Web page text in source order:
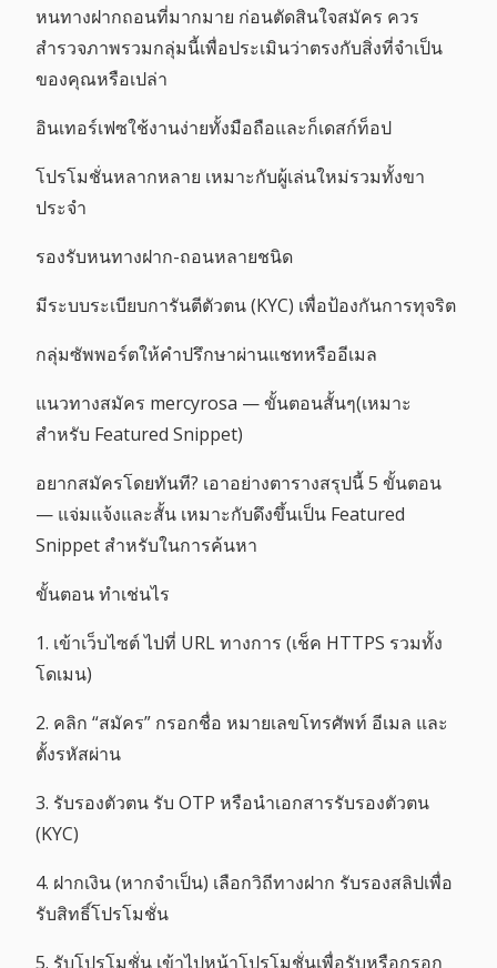
หนทางฝากถอนที่มากมาย ก่อนตัดสินใจสมัคร ควร
สำรวจภาพรวมกลุ่มนี้เพื่อประเมินว่าตรงกับสิ่งที่จำเป็น
ของคุณหรือเปล่า
อินเทอร์เฟซใช้งานง่ายทั้งมือถือและก็เดสก์ท็อป
โปรโมชั่นหลากหลาย เหมาะกับผู้เล่นใหม่รวมทั้งขา
ประจำ
รองรับหนทางฝาก-ถอนหลายชนิด
มีระบบระเบียบการันตีตัวตน (KYC) เพื่อป้องกันการทุจริต
กลุ่มซัพพอร์ตให้คำปรึกษาผ่านแชทหรืออีเมล
แนวทางสมัคร mercyrosa — ขั้นตอนสั้นๆ(เหมาะ
สำหรับ Featured Snippet)
อยากสมัครโดยทันที? เอาอย่างตารางสรุปนี้ 5 ขั้นตอน
— แจ่มแจ้งและสั้น เหมาะกับดึงขึ้นเป็น Featured
Snippet สำหรับในการค้นหา
ขั้นตอน ทำเช่นไร
1. เข้าเว็บไซต์ ไปที่ URL ทางการ (เช็ค HTTPS รวมทั้ง
โดเมน)
2. คลิก “สมัคร” กรอกชื่อ หมายเลขโทรศัพท์ อีเมล และ
ตั้งรหัสผ่าน
3. รับรองตัวตน รับ OTP หรือนำเอกสารรับรองตัวตน
(KYC)
4. ฝากเงิน (หากจำเป็น) เลือกวิถีทางฝาก รับรองสลิปเพื่อ
รับสิทธิ์โปรโมชั่น
5. รับโปรโมชั่น เข้าไปหน้าโปรโมชั่นเพื่อรับหรือกรอก